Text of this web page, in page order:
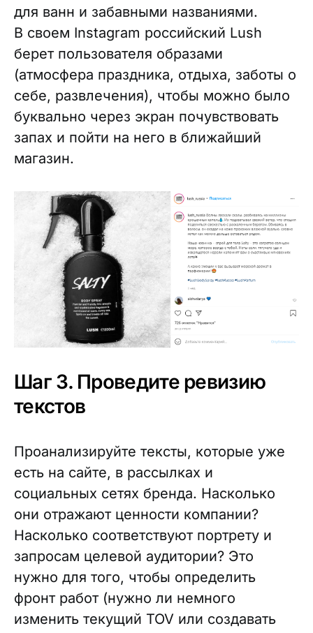
для ванн и забавными названиями.
В своем Instagram российский Lush
берет пользователя образами
(атмосфера праздника, отдыха, заботы о
себе, развлечения), чтобы можно было
буквально через экран почувствовать
запах и пойти на него в ближайший
магазин.
Шаг 3. Проведите ревизию
текстов
Проанализируйте тексты, которые уже
есть на сайте, в рассылках и
социальных сетях бренда. Насколько
они отражают ценности компании?
Насколько соответствуют портрету и
запросам целевой аудитории? Это
нужно для того, чтобы определить
фронт работ (нужно ли немного
изменить текущий TOV или создавать